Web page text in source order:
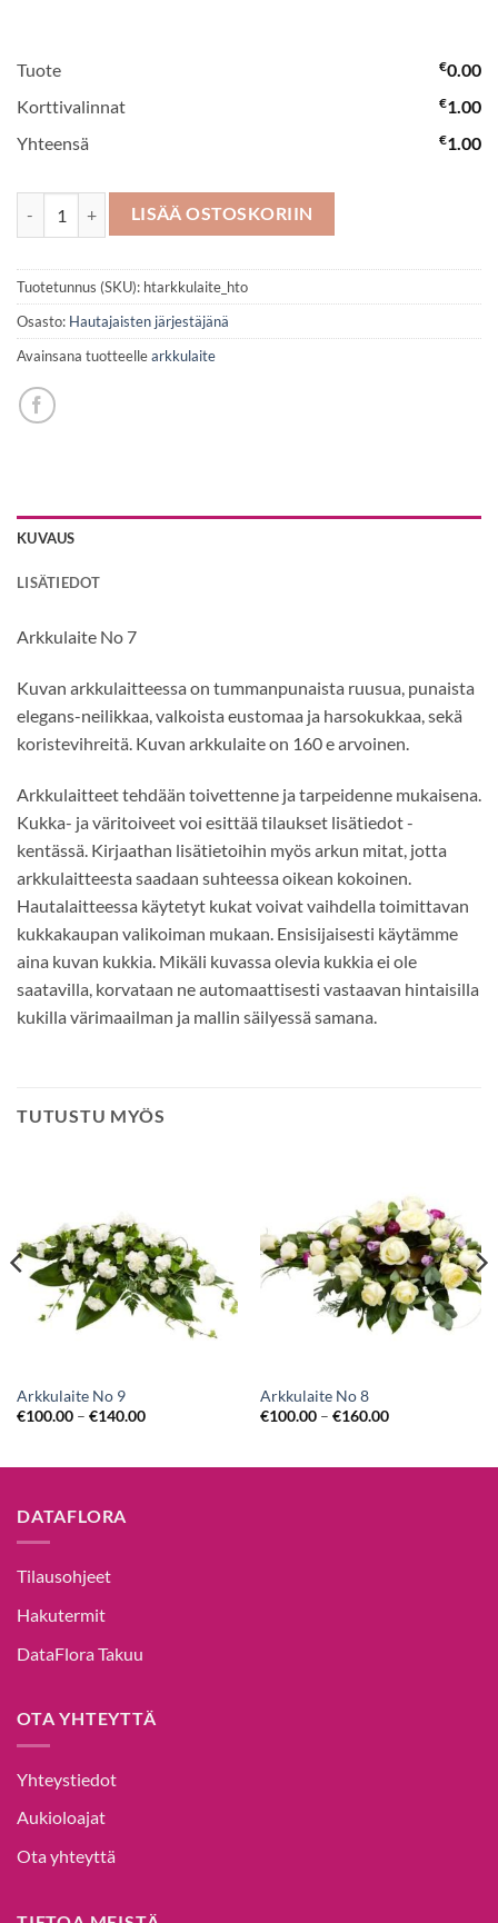
Tuote €0.00
Korttivalinnat
€1.00
Yhteensä
€1.00
Arkkulaite No 7 määräLISÄÄ OSTOSKORIIN
Tuotetunnus (SKU): htarkkulaite_hto
Osasto: Hautajaisten järjestäjänä
Avainsana tuotteellearkkulaite
KUVAUS
LISÄTIEDOT
Arkkulaite No 7
Kuvan arkkulaitteessa on tummanpunaista ruusua, punaista
elegans-neilikkaa, valkoista eustomaa ja harsokukkaa, sekä
koristevihreitä. Kuvan arkkulaite on 160 e arvoinen.
Arkkulaitteet tehdään toivettenne ja tarpeidenne mukaisena.
Kukka- ja väritoiveet voi esittää tilaukset lisätiedot -
kentässä. Kirjaathan lisätietoihin myös arkun mitat, jotta
arkkulaitteesta saadaan suhteessa oikean kokoinen.
Hautalaitteessa käytetyt kukat voivat vaihdella toimittavan
kukkakaupan valikoiman mukaan. Ensisijaisesti käytämme
aina kuvan kukkia. Mikäli kuvassa olevia kukkia ei ole
saatavilla, korvataan ne automaattisesti vastaavan hintaisilla
kukilla värimaailman ja mallin säilyessä samana.
TUTUSTU MYÖS
Arkkulaite No 9
€100.00– €140.00
Arkkulaite No 8
€100.00– €160.00
DATAFLORA
Tilausohjeet
Hakutermit
DataFlora Takuu
OTA YHTEYTTÄ
Yhteystiedot
Aukioloajat
Ota yhteyttä